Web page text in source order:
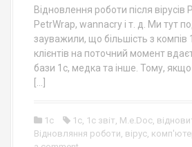
Відновлення роботи після вірусів
PetrWrap, wannacry і т. д. Ми тут
зауважили, що більшість з
клієнтів на поточний момент
бази 1с, медка та інше. Тому,
1c 1с, 1с звіт, M.e.Doc,
Відновляння роботи, вірус,